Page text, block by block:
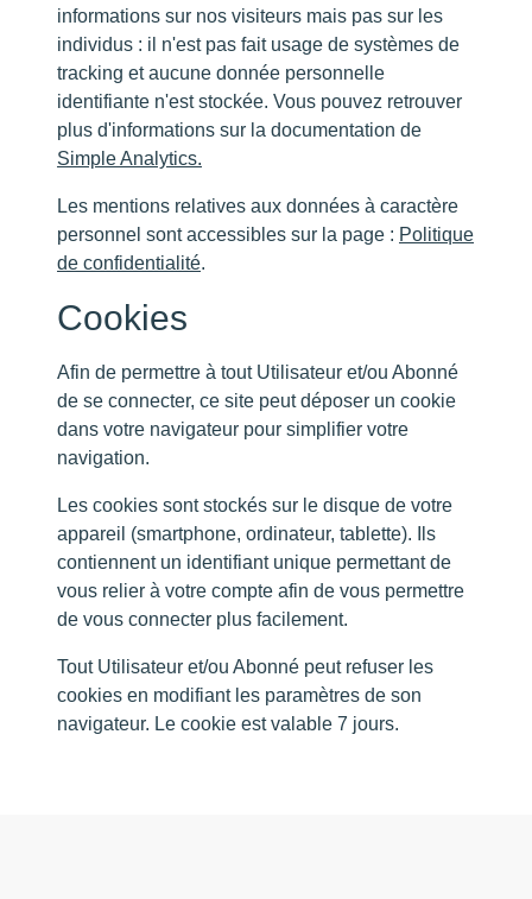
informations sur nos visiteurs mais pas sur les
individus : il n'est pas fait usage de systèmes de
tracking et aucune donnée personnelle
identifiante n'est stockée. Vous pouvez retrouver
plus d'informations sur la documentation de
Simple Analytics.
Les mentions relatives aux données à caractère
personnel sont accessibles sur la page : Politique
de confidentialité.
Cookies
Afin de permettre à tout Utilisateur et/ou Abonné
de se connecter, ce site peut déposer un cookie
dans votre navigateur pour simplifier votre
navigation.
Les cookies sont stockés sur le disque de votre
appareil (smartphone, ordinateur, tablette). Ils
contiennent un identifiant unique permettant de
vous relier à votre compte afin de vous permettre
de vous connecter plus facilement.
Tout Utilisateur et/ou Abonné peut refuser les
cookies en modifiant les paramètres de son
navigateur. Le cookie est valable 7 jours.